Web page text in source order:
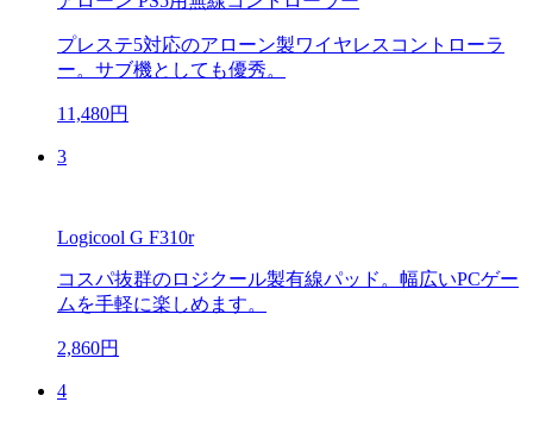
プレステ5対応のアローン製ワイヤレスコントローラ
ー。サブ機としても優秀。
11,480円
3
Logicool G F310r
コスパ抜群のロジクール製有線パッド。幅広いPCゲー
ムを手軽に楽しめます。
2,860円
4